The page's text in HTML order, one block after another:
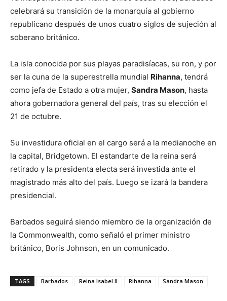
celebrará su transición de la monarquía al gobierno
republicano después de unos cuatro siglos de sujeción al
soberano británico.
La isla conocida por sus playas paradisíacas, su ron, y por
ser la cuna de la superestrella mundial Rihanna, tendrá
como jefa de Estado a otra mujer, Sandra Mason, hasta
ahora gobernadora general del país, tras su elección el
21 de octubre.
Su investidura oficial en el cargo será a la medianoche en
la capital, Bridgetown. El estandarte de la reina será
retirado y la presidenta electa será investida ante el
magistrado más alto del país. Luego se izará la bandera
presidencial.
Barbados seguirá siendo miembro de la organización de
la Commonwealth, como señaló el primer ministro
británico, Boris Johnson, en un comunicado.
TAGS Barbados Reina Isabel II Rihanna Sandra Mason